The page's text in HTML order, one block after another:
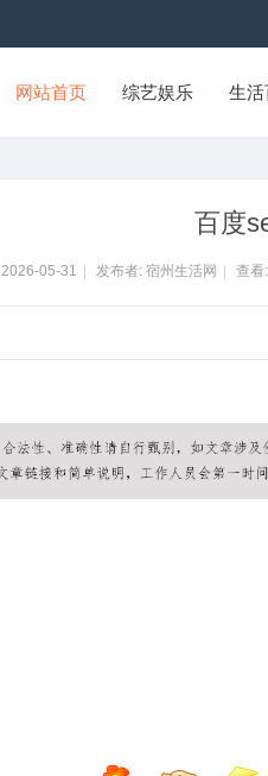
网站首页 综艺娱乐 生
百度
2026-05-31 发布者: 宿州生活网 查